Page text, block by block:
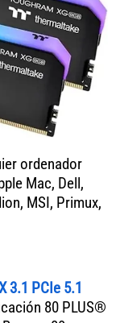
ordenador
Mac, Dell,
MSI, Primux,
3.1 PCIe 5.1
80 PLUS®